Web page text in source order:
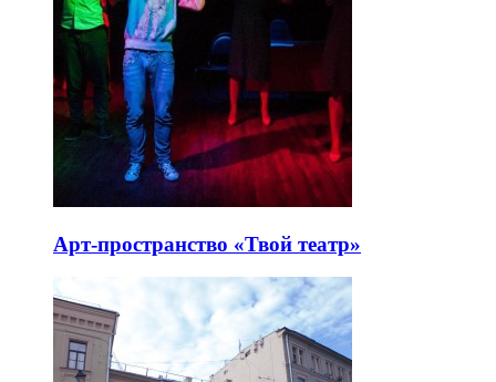
Арт-пространство «Твой театр»